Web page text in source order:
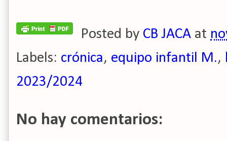
Posted by CB JACA at
Labels: crónica, equipo infantil M.,
2023/2024
No hay comentarios: